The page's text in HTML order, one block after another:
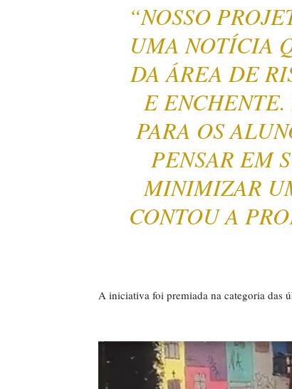
“NOSSO
UMA NOTÍCIA
DA ÁREA DE
E
PARA OS
PENSAR EM
MINIMIZAR
CONTOU A
A iniciativa foi premiada na categoria das